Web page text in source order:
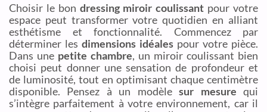
Choisir le bon dressing miroir coulissant pour votre
espace peut transformer votre quotidien en alliant
esthétisme et fonctionnalité. Commencez par
déterminer les dimensions idéales pour votre pièce.
Dans une petite chambre, un miroir coulissant bien
choisi peut donner une sensation de profondeur et
de luminosité, tout en optimisant chaque centimètre
disponible. Pensez à un modèlesur mesure qui
s’intègre parfaitement à votre environnement, car il